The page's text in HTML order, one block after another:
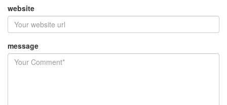
website
message